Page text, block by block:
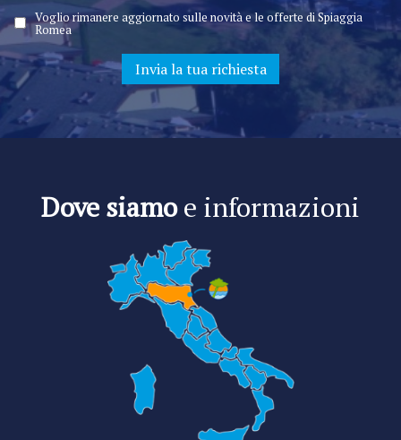
Voglio rimanere aggiornato sulle novità e le offerte di Spiaggia
Romea
Dove siamoe informazioni